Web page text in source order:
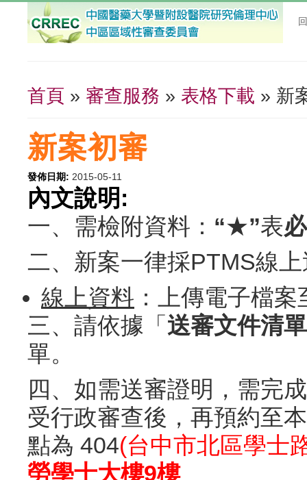
您在這裡
首頁 » 審查服務 » 表格下載 » 新
新案初審
發佈日期: 2015-05-11
內文說明:
一、需檢附資料： “★”表
二、新案一律採PTMS線
線上資料 ：上傳電子檔
三、請依據「 送審文件清單
單。
四、如需送審證明，需完
受行政審查後，再預約至
點為 404(台中市北區學士
勞學士大樓9樓